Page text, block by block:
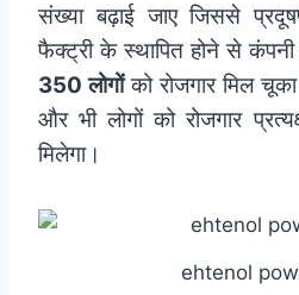
संख्या बढ़ाई जाए जिससे
फैक्ट्री के स्थापित होने से
350 लोगोंको रोजगार मिल
और भी लोगों को रोजगार
मिलेगा।
ehtenol